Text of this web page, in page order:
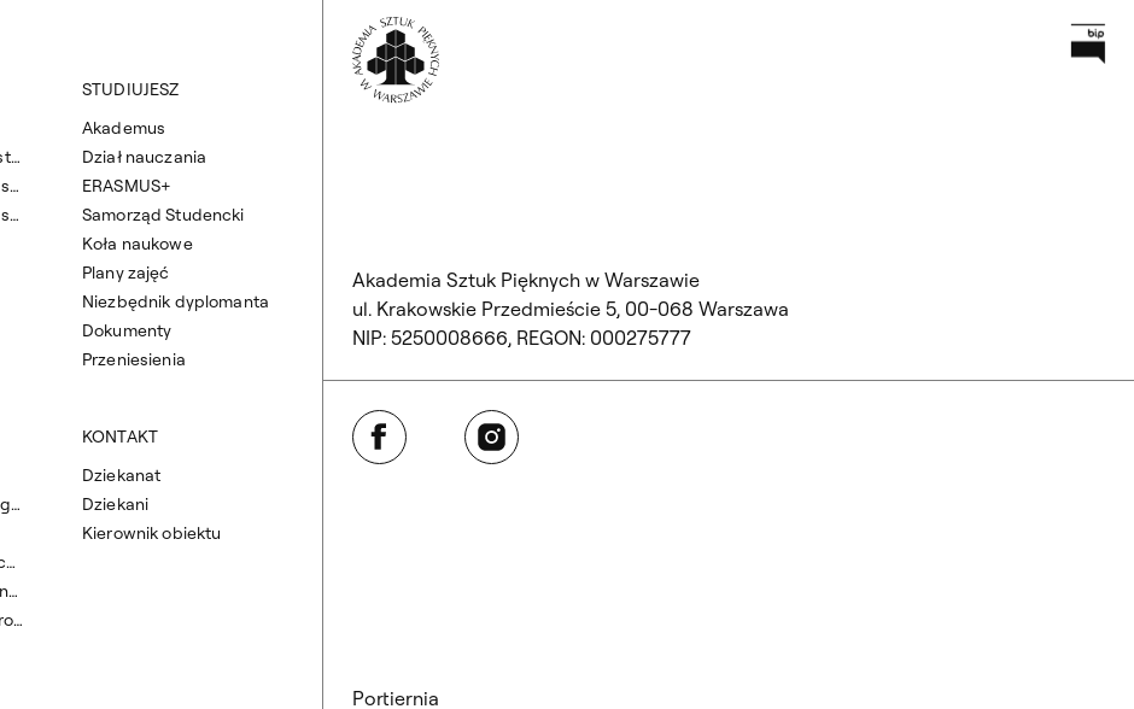
Studia niestacjonarne I stopnia
Studia niestacjonarne II stopnia
Studia niestacjonarne II stopnia zaoczne
STUDIUJESZ
Akademus
Dział nauczania
ERASMUS+
Samorząd Studencki
Koła naukowe
Plany zajęć
Niezbędnik dyplomanta
Dokumenty
Przeniesienia
Wyposażenie pracowni grafiki artystycznej
Nauka i projekty badawcze
Program „Ballady i romanse”
Akademia Otwarta – dorośli do sztuki 2025/2026
KONTAKT
Dziekanat
Dziekani
Kierownik obiektu
Akademia Sztuk Pięknych w Warszawie
ul. Krakowskie Przedmieście 5, 00-068 Warszawa
NIP: 5250008666, REGON: 000275777
Facebook Instagram
Portiernia